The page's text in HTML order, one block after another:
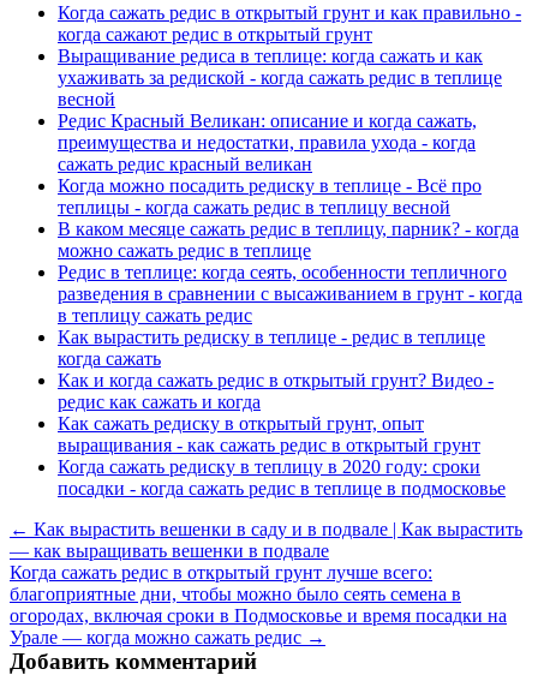
Когда сажать редис в открытый грунт и как правильно -
когда сажают редис в открытый грунт
Выращивание редиса в теплице: когда сажать и как
ухаживать за редиской - когда сажать редис в теплице
весной
Редис Красный Великан: описание и когда сажать,
преимущества и недостатки, правила ухода - когда
сажать редис красный великан
Когда можно посадить редиску в теплице - Всё про
теплицы - когда сажать редис в теплицу весной
В каком месяце сажать редис в теплицу, парник? - когда
можно сажать редис в теплице
Редис в теплице: когда сеять, особенности тепличного
разведения в сравнении с высаживанием в грунт - когда
в теплицу сажать редис
Как вырастить редиску в теплице - редис в теплице
когда сажать
Как и когда сажать редис в открытый грунт? Видео -
редис как сажать и когда
Как сажать редиску в открытый грунт, опыт
выращивания - как сажать редис в открытый грунт
Когда сажать редиску в теплицу в 2020 году: сроки
посадки - когда сажать редис в теплице в подмосковье
← Как вырастить вешенки в саду и в подвале | Как вырастить
— как выращивать вешенки в подвале
Когда сажать редис в открытый грунт лучше всего:
благоприятные дни, чтобы можно было сеять семена в
огородах, включая сроки в Подмосковье и время посадки на
Урале — когда можно сажать редис →
Добавить комментарий